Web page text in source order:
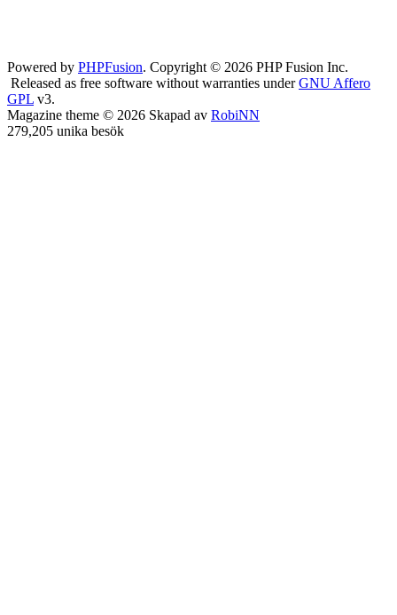
Powered by PHPFusion. Copyright © 2026 PHP Fusion Inc.
Released as free software without warranties underGNU Affero
GPL v3.
Magazine theme © 2026 Skapad av RobiNN
279,205 unika besök